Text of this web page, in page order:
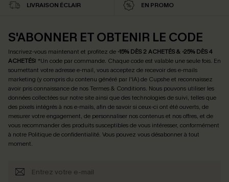
LIVRAISON ÉCLAIR EN PROMO
S'ABONNER ET OBTENIR LE CODE
Inscrivez-vous maintenant et profitez de -15% DÈS 2 ACHETÉS & -25% DÈS 4
ACHETÉS! *Un code par commande. Chaque code est valable une seule fois. En
soumettant votre adresse e-mail, vous acceptez de recevoir des e-mails
marketing (y compris du contenu généré par l'IA) de Cupshe et reconnaissez
avoir pris connaissance de nosTermes & Conditions. Nous pouvons utiliser les
données collectées sur notre site ainsi que des technologies de suivi, telles que
des pixels intégrés à nos e-mails, afin de savoir si ceux-ci ont été ouverts, de
mesurer votre engagement, de personnaliser nos contenus et nos offres, et de
vous recommander des produits susceptibles de vous intéresser, conformément
à notre Politique de confidentialité. Vous pouvez vous désabonner à tout
moment.